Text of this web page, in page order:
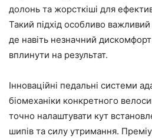
долонь та жорсткіші для
Такий підхід особливо
де навіть незначний
вплинути на результат.
Інноваційні педальні системи
біомеханіки конкретного
точно налаштувати кут
шипів та силу утримання.